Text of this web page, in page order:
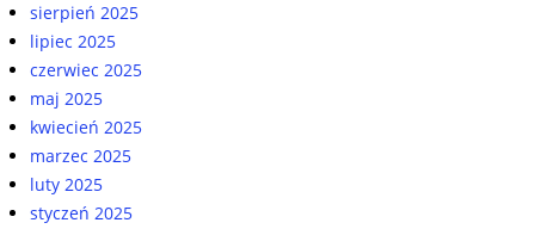
sierpień 2025
lipiec 2025
czerwiec 2025
maj 2025
kwiecień 2025
marzec 2025
luty 2025
styczeń 2025